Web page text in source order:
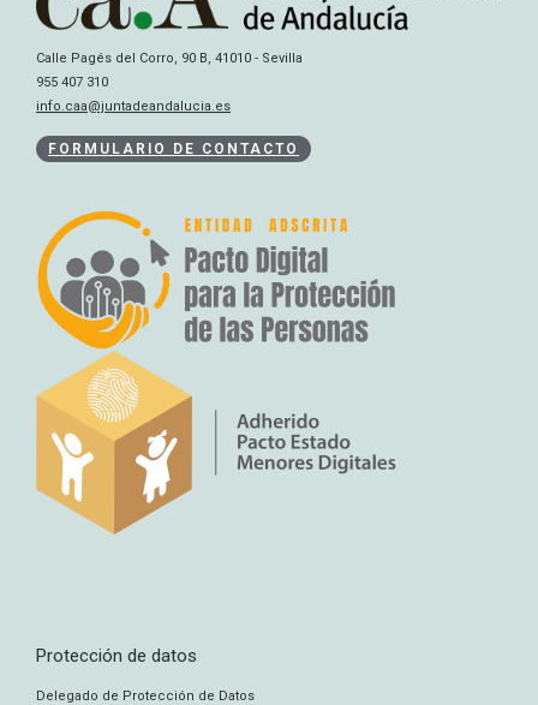
Calle Pagés del Corro, 90 B, 41010 - Sevilla
955 407 310
info.caa@juntadeandalucia.es
FORMULARIO DE CONTACTO
Protección de datos
Delegado de Protección de Datos